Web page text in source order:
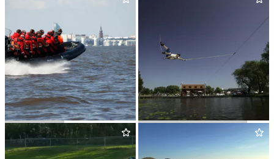
SJÖEVENT VÄSTERÅS CABLE PARK